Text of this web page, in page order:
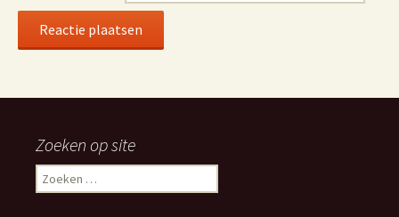
Zoeken op site
Zoeken
naar: